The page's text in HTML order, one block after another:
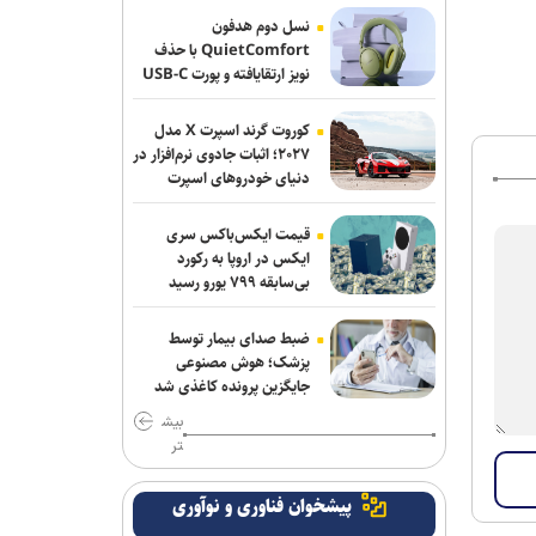
پیاتزا به تهران رسید/ ۱۴ بازیکن دیگر
اضافه شدند
خرید جدید خیبر سر از ذوب‌آهن درآورد
پایان شایعات در مورد جدایی؛ بیفوما در
پرسپولیس ماندنی شد
پشت‌پرده بند فسخ قرارداد ۱۰۰ میلیونی
استقلال و رضاییان
موضع جدید نساجی درباره ایری و طاهری
سفر مربی جدید استقلال به ایران
استعلام استقلال از فیفا در مورد جذب
واگذاری امتیاز شناورسازی قشم به سازمان
نسل دوم هدفون
QuietComfort با حذف
نویز ارتقایافته و پورت USB-C
عرضه شد
کوروت گرند اسپرت X مدل
۲۰۲۷؛ اثبات جادوی نرم‌افزار در
دنیای خودروهای اسپرت
قیمت ایکس‌باکس سری
ایکس در اروپا به رکورد
بی‌سابقه ۷۹۹ یورو رسید
ضبط صدای بیمار توسط
پزشک؛ هوش مصنوعی
جایگزین پرونده کاغذی شد
بیش
تر
پیشخوان فناوری و نوآوری